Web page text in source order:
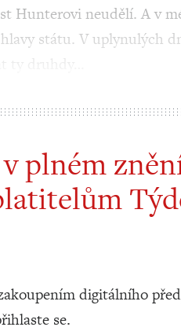
Hunterovi neudělí. A v
státu. V uplynulých
plném
digitálního
se.